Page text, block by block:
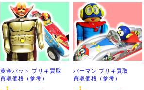
黄金バット ブリキ買取
買取価格（参考）
パーマン ブリキ買取
買取価格（参考）